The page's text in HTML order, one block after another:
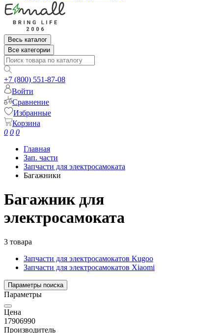
Весь каталог
Все категории
+7 (800) 551-87-08
Войти
Сравнение
Избранные
Корзина
0 0 0
Главная
Зап. части
Запчасти для электросамоката
Багажники
Багажник для
электросамоката
3 товара
Запчасти для электросамокатов Kugoo
Запчасти для электросамокатов Xiaomi
Параметры поиска
Параметры
Цена
17906990
Производитель